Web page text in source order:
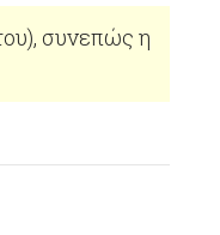
συνεπώς η